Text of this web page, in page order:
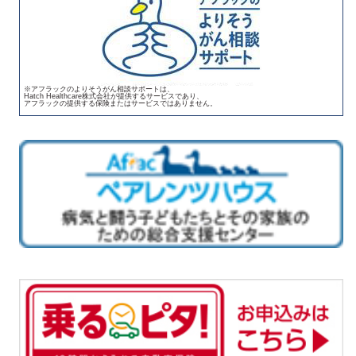
※アフラックのよりそうがん相談サポートは、
Hatch Healthcare株式会社が提供するサービスであり、
アフラックの提供する保険またはサービスではありません。